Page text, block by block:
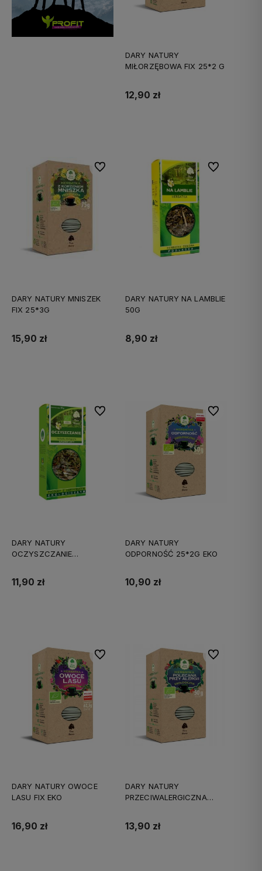
DARY NATURY
MIŁORZĘBOWA FIX 25*2 G
12,90 zł
DARY NATURY MNISZEK
FIX 25*3G
15,90 zł
Do ulubionych
DARY NATURY NA LAMBLIE
50G
8,90 zł
Do ulubionych
DARY NATURY
OCZYSZCZANIE
11,90 zł
Do ulubionych
DARY NATURY
ODPORNOŚĆ 25*2G EKO
10,90 zł
Do ulubionych
DARY NATURY OWOCE
LASU FIX EKO
16,90 zł
Do ulubionych
DARY NATURY
PRZECIWALERGICZNA
13,90 zł
Do ulubionych